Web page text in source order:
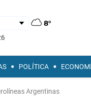
8°
POLÍTICA
Argentinas